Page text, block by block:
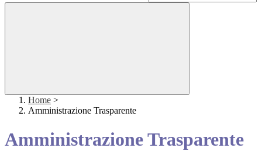
Home >
Amministrazione Trasparente
Amministrazione Trasparente